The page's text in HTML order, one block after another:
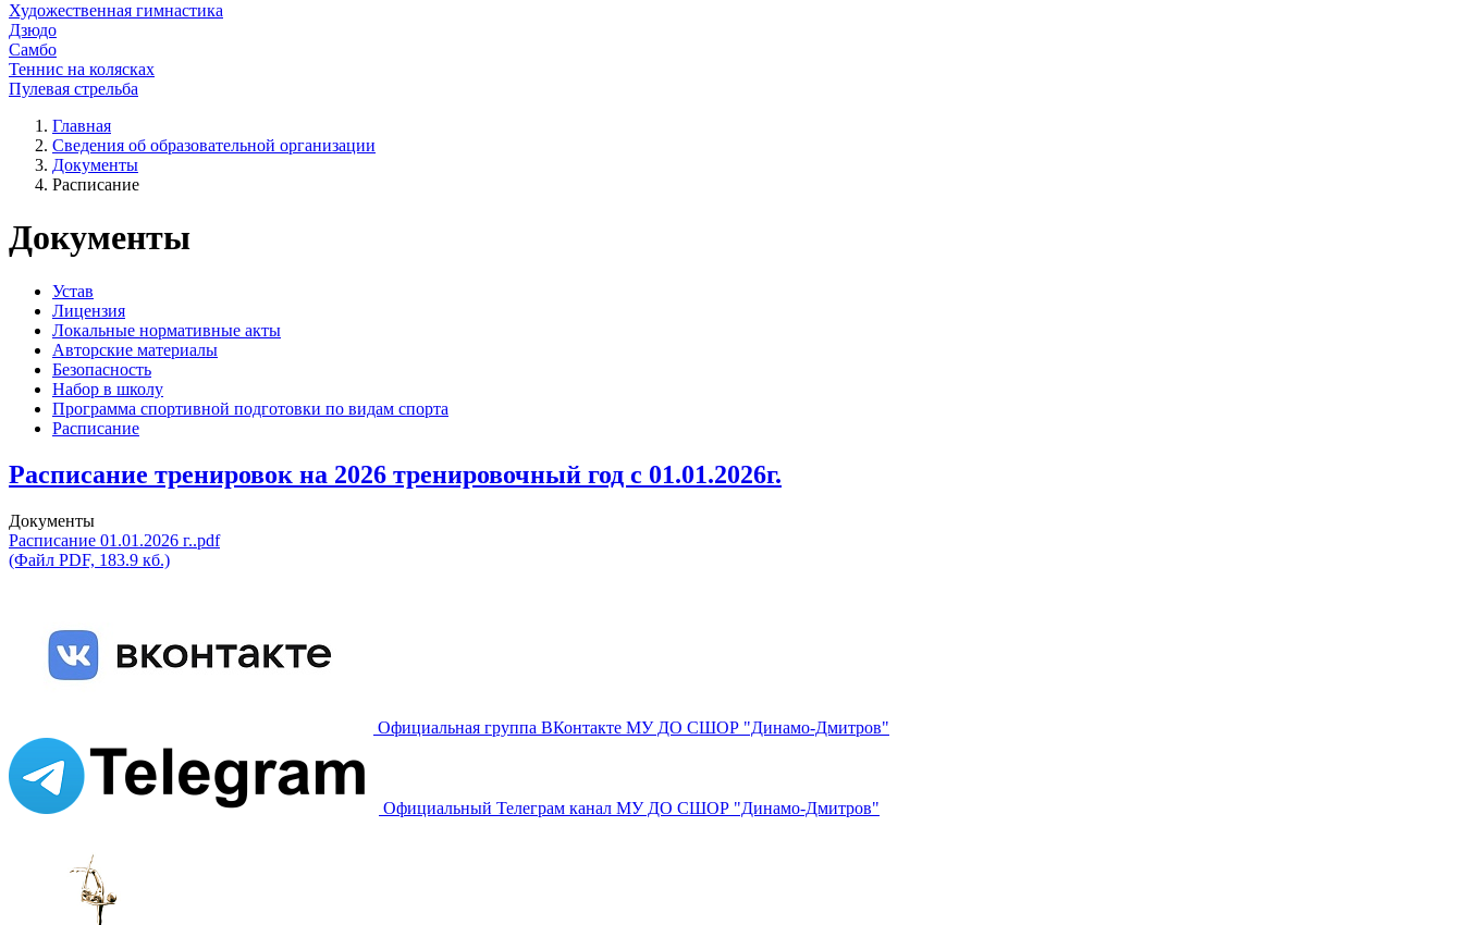
Художественная гимнастика
Дзюдо
Самбо
Теннис на колясках
Пулевая стрельба
Главная
Сведения об образовательной организации
Документы
Расписание
Документы
Устав
Лицензия
Локальные нормативные акты
Авторские материалы
Безопасность
Набор в школу
Программа спортивной подготовки по видам спорта
Расписание
Расписание тренировок на 2026 тренировочный год с 01.01.2026г.
Документы
Расписание 01.01.2026 г..pdf
(Файл PDF, 183.9 кб.)
Официальная группа ВКонтакте МУ ДО СШОР "Динамо-Дмитров"
Официальный Телеграм канал МУ ДО СШОР "Динамо-Дмитров"